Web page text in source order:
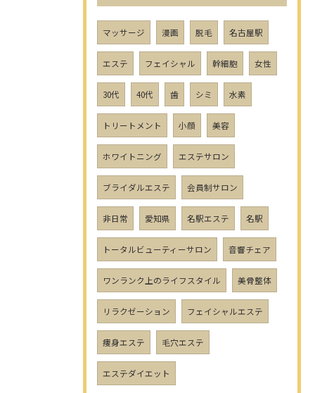
マッサージ 漫画 脱毛 名古屋駅
エステ フェイシャル 幹細胞 女性
30代 40代 歯 シミ 水素
トリートメント 小顔 美容
ホワイトニング エステサロン
ブライダルエステ 会員制サロン
非日常 愛知県 名駅エステ 名駅
トータルビューティーサロン 音響チェア
ワンランク上のライフスタイル 美骨整体
リラクゼーション フェイシャルエステ
痩身エステ 毛穴エステ
エステダイエット